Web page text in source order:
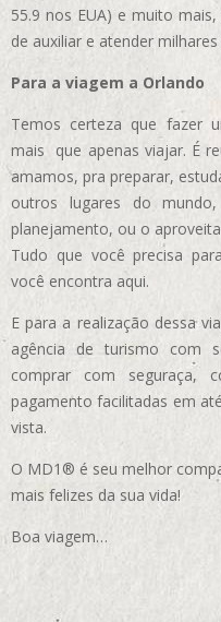
55.9 nos EUA) e muito
de auxiliar e atender
Para a viagem a Orlando
Temos certeza que fazer
mais que apenas viajar. É
amamos, pra preparar,
outros lugares do
planejamento, ou o
Tudo que você precisa
você encontra aqui.
E para a realização dessa
agência de turismo com
comprar com seguraça,
pagamento facilitadas em
vista.
O MD1® é seu melhor
mais felizes da sua vida!
Boa viagem…